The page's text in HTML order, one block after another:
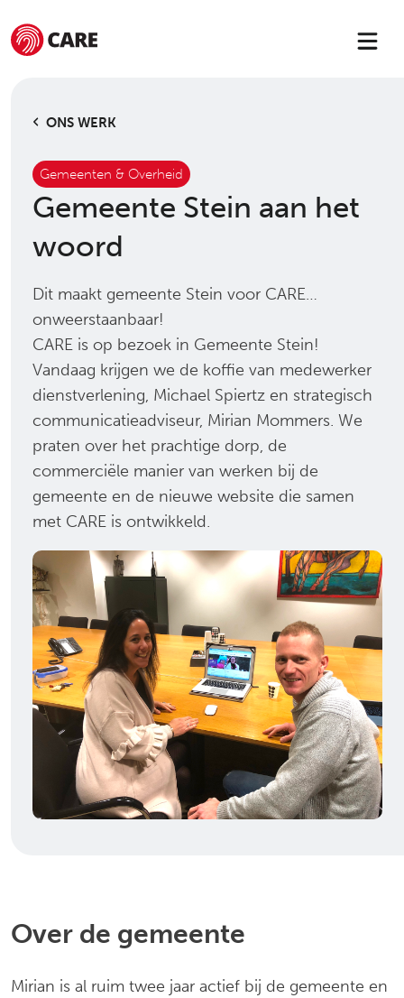
ONS WERK
Gemeenten & Overheid
Gemeente Stein aan het
woord
Dit maakt gemeente Stein voor CARE…
onweerstaanbaar!
CARE is op bezoek in Gemeente Stein!
Vandaag krijgen we de koffie van medewerker
dienstverlening, Michael Spiertz en strategisch
communicatieadviseur, Mirian Mommers. We
praten over het prachtige dorp, de
commerciële manier van werken bij de
gemeente en de nieuwe website die samen
met CARE is ontwikkeld.
Over de gemeente
Mirian is al ruim twee jaar actief bij de gemeente en